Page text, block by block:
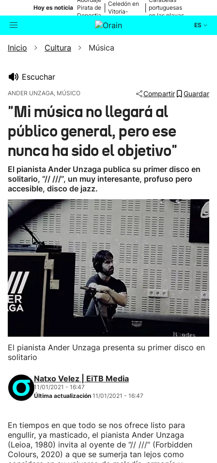
Hoy es noticia Pirata de
Donostia
Celedón en
Vitoria-
portuguesas
en las playas
ES
Buscador Actualidad
Ikusmiran
Eguraldia
Inicio Cultura Música
Escuchar
ANDER UNZAGA, MÚSICO Compartir Guardar
"Mi música no llegará al
público general, pero ese
nunca ha sido el objetivo"
El pianista Ander Unzaga publica su primer disco en
solitario, “// ///”, un muy interesante, profuso pero
accesible, disco de jazz.
El pianista Ander Unzaga presenta su primer disco en
solitario
Natxo Velez | EiTB Media
11/01/2021 - 16:47
Última actualización 11/01/2021 - 16:47
En tiempos en que todo se nos ofrece listo para
engullir, ya masticado, el pianista Ander Unzaga
(Leioa, 1980) invita al oyente de “// ///” (Forbidden
Colours, 2020) a que se sumerja tan lejos como